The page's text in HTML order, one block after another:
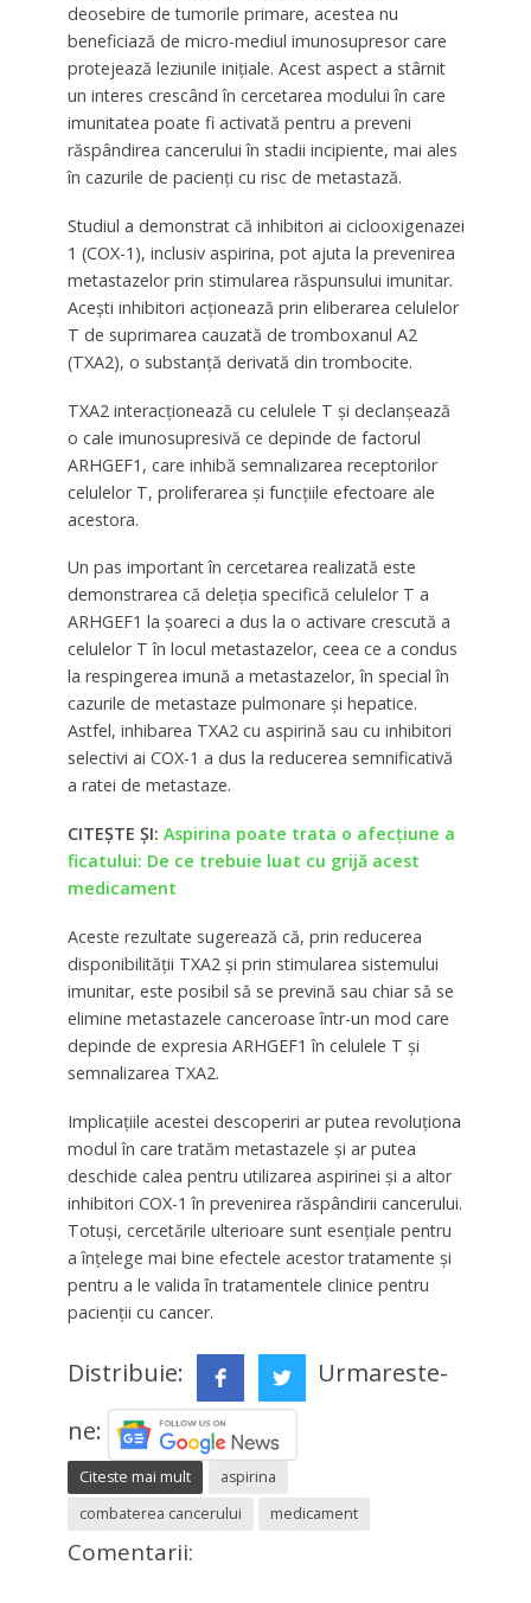
deosebire de tumorile primare, acestea nu
beneficiază de micro-mediul imunosupresor care
protejează leziunile inițiale. Acest aspect a stârnit
un interes crescând în cercetarea modului în care
imunitatea poate fi activată pentru a preveni
răspândirea cancerului în stadii incipiente, mai ales
în cazurile de pacienți cu risc de metastază.
Studiul a demonstrat că inhibitori ai ciclooxigenazei
1 (COX-1), inclusiv aspirina, pot ajuta la prevenirea
metastazelor prin stimularea răspunsului imunitar.
Acești inhibitori acționează prin eliberarea celulelor
T de suprimarea cauzată de tromboxanul A2
(TXA2), o substanță derivată din trombocite.
TXA2 interacționează cu celulele T și declanșează
o cale imunosupresivă ce depinde de factorul
ARHGEF1, care inhibă semnalizarea receptorilor
celulelor T, proliferarea și funcțiile efectoare ale
acestora.
Un pas important în cercetarea realizată este
demonstrarea că deleția specifică celulelor T a
ARHGEF1 la șoareci a dus la o activare crescută a
celulelor T în locul metastazelor, ceea ce a condus
la respingerea imună a metastazelor, în special în
cazurile de metastaze pulmonare și hepatice.
Astfel, inhibarea TXA2 cu aspirină sau cu inhibitori
selectivi ai COX-1 a dus la reducerea semnificativă
a ratei de metastaze.
CITEȘTE ȘI: Aspirina poate trata o afecțiune a
ficatului: De ce trebuie luat cu grijă acest
medicament
Aceste rezultate sugerează că, prin reducerea
disponibilității TXA2 și prin stimularea sistemului
imunitar, este posibil să se prevină sau chiar să se
elimine metastazele canceroase într-un mod care
depinde de expresia ARHGEF1 în celulele T și
semnalizarea TXA2.
Implicațiile acestei descoperiri ar putea revoluționa
modul în care tratăm metastazele și ar putea
deschide calea pentru utilizarea aspirinei și a altor
inhibitori COX-1 în prevenirea răspândirii cancerului.
Totuși, cercetările ulterioare sunt esențiale pentru
a înțelege mai bine efectele acestor tratamente și
pentru a le valida în tratamentele clinice pentru
pacienții cu cancer.
Distribuie:
Urmareste-
ne:
Citeste mai mult
aspirina
combaterea cancerului
medicament
Comentarii: